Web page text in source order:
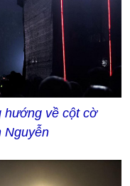
hướng về cột cờ
Nguyễn